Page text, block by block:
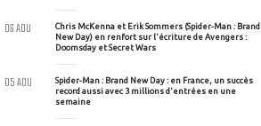
Chris McKenna et Erik Sommers (Spider-Man : Brand
New Day) en renfort sur l'écriture de Avengers :
Doomsday et Secret Wars
06 AOU
Spider-Man : Brand New Day : en France, un succès
record aussi avec 3 millions d'entrées en une
semaine
05 AOU